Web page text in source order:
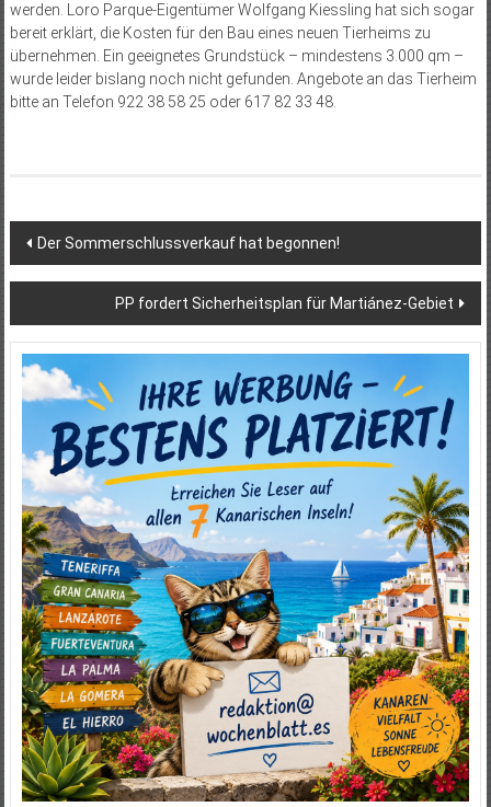
werden. Loro Parque-Eigentümer Wolfgang Kiessling hat sich sogar
bereit erklärt, die Kosten für den Bau eines neuen Tierheims zu
übernehmen. Ein geeignetes Grundstück – mindestens 3.000 qm –
wurde leider bislang noch nicht gefunden. Angebote an das Tierheim
bitte an Telefon 922 38 58 25 oder 617 82 33 48.
Beitragsnavigation
Der Sommerschlussverkauf hat begonnen!
PP fordert Sicherheitsplan für Martiánez-Gebiet